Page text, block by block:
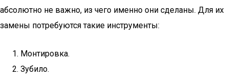
абсолютно не важно, из чего именно они сделаны. Для их
замены потребуются такие инструменты:
Монтировка.
Зубило.